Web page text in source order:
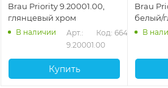
Brau Priority 9.20001.00,
глянцевый хром
В наличии
Арт.:
9.20001.00
Код: 66427
Купить
Brau
белый/
В